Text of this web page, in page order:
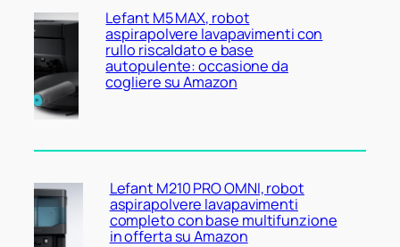
Lefant M5 MAX, robot
aspirapolvere lavapavimenti con
rullo riscaldato e base
autopulente: occasione da
cogliere su Amazon
Lefant M210 PRO OMNI, robot
aspirapolvere lavapavimenti
completo con base multifunzione
in offerta su Amazon